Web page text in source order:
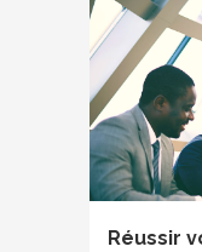
Réussir